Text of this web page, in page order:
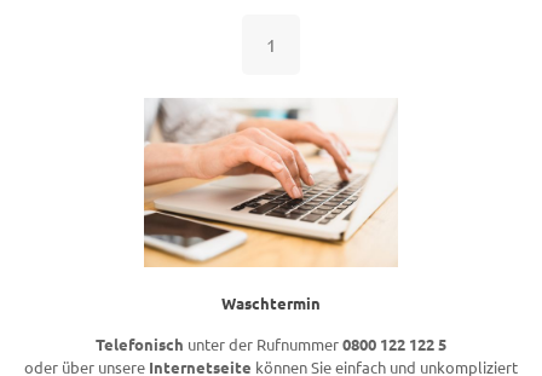
1
Waschtermin
Telefonisch unter der Rufnummer0800 122 122 5
oder über unsere Internetseite können Sie einfach und unkompliziert